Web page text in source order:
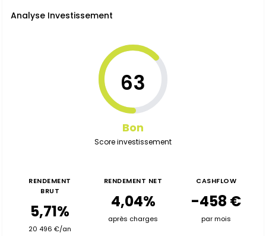
Analyse Investissement
63
Bon
Score investissement
RENDEMENT
BRUT
5,71%
20 496 €/an
RENDEMENT NET
4,04%
après charges
CASHFLOW
-458 €
par mois